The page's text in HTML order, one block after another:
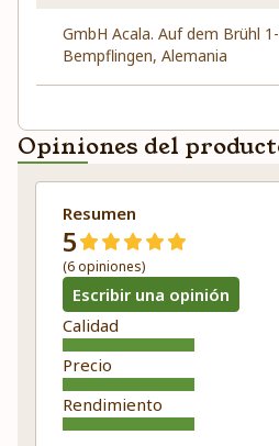
GmbH Acala. Auf dem Brühl
Bempflingen, Alemania
Opiniones del
Resumen
5
(6 opiniones)
Escribir una opinión
Calidad
Precio
Rendimiento